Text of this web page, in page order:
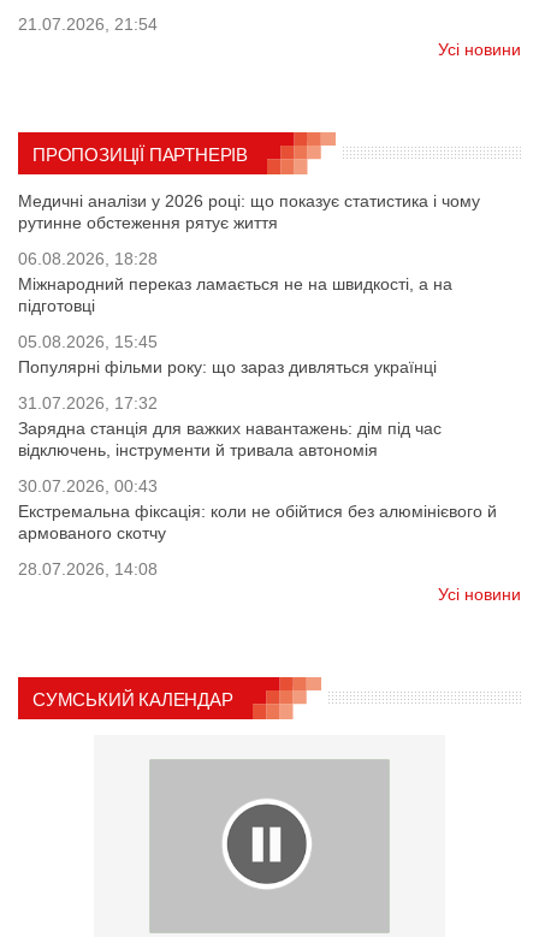
21.07.2026, 21:54
Усі новини
ПРОПОЗИЦІЇ ПАРТНЕРІВ
Медичні аналізи у 2026 році: що показує статистика і чому
рутинне обстеження рятує життя
06.08.2026, 18:28
Міжнародний переказ ламається не на швидкості, а на
підготовці
05.08.2026, 15:45
Популярні фільми року: що зараз дивляться українці
31.07.2026, 17:32
Зарядна станція для важких навантажень: дім під час
відключень, інструменти й тривала автономія
30.07.2026, 00:43
Екстремальна фіксація: коли не обійтися без алюмінієвого й
армованого скотчу
28.07.2026, 14:08
Усі новини
СУМСЬКИЙ КАЛЕНДАР